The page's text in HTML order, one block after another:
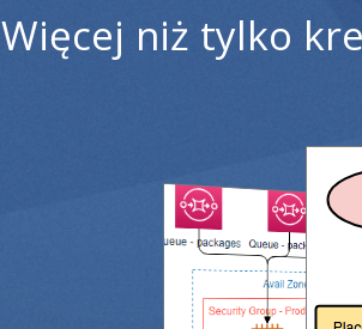
Więcej niż tylko